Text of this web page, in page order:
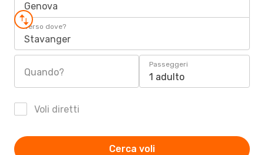
Genova
Verso dove?
Stavanger
Quando?
Passeggeri
1 adulto
Voli diretti
Cerca voli